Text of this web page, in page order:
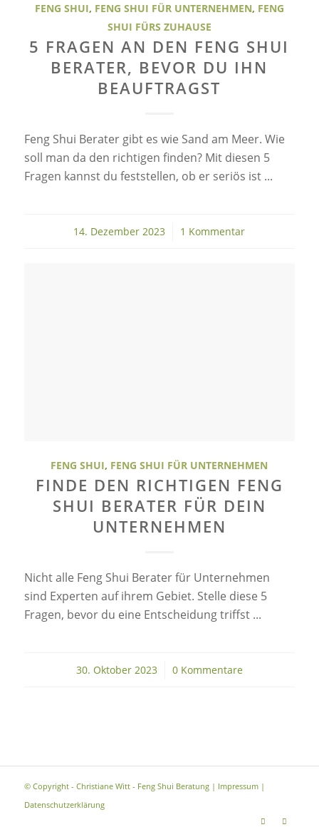
FENG SHUI, FENG SHUI FÜR UNTERNEHMEN, FENG
SHUI FÜRS ZUHAUSE
5 FRAGEN AN DEN FENG SHUI
BERATER, BEVOR DU IHN
BEAUFTRAGST
Feng Shui Berater gibt es wie Sand am Meer. Wie
soll man da den richtigen finden? Mit diesen 5
Fragen kannst du feststellen, ob er seriös ist ...
14. Dezember 2023
/ 1 Kommentar
FENG SHUI, FENG SHUI FÜR UNTERNEHMEN
FINDE DEN RICHTIGEN FENG
SHUI BERATER FÜR DEIN
UNTERNEHMEN
Nicht alle Feng Shui Berater für Unternehmen
sind Experten auf ihrem Gebiet. Stelle diese 5
Fragen, bevor du eine Entscheidung triffst ...
30. Oktober 2023
/ 0 Kommentare
© Copyright - Christiane Witt - Feng Shui Beratung | Impressum|
Datenschutzerklärung